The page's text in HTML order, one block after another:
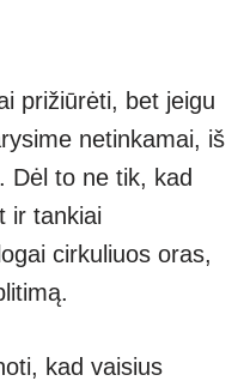
prižiūrėti, bet jeigu
netinkamai, iš
Dėl to ne tik, kad
ir tankiai
cirkuliuos oras,
kad vaisius